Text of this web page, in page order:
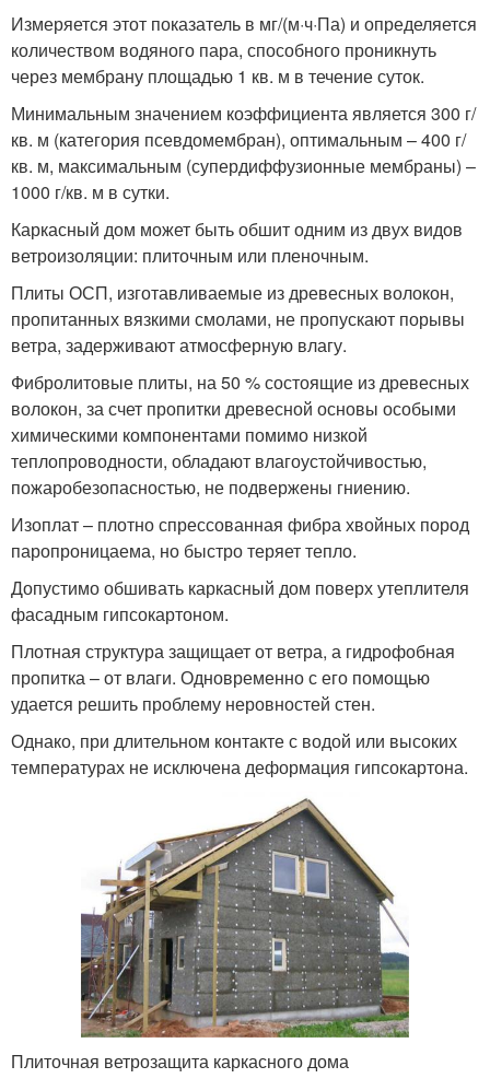
Измеряется этот показатель в мг/(м·ч·Па) и определяется
количеством водяного пара, способного проникнуть
через мембрану площадью 1 кв. м в течение суток.
Минимальным значением коэффициента является 300 г/
кв. м (категория псевдомембран), оптимальным – 400 г/
кв. м, максимальным (супердиффузионные мембраны) –
1000 г/кв. м в сутки.
Каркасный дом может быть обшит одним из двух видов
ветроизоляции: плиточным или пленочным.
Плиты ОСП, изготавливаемые из древесных волокон,
пропитанных вязкими смолами, не пропускают порывы
ветра, задерживают атмосферную влагу.
Фибролитовые плиты, на 50 % состоящие из древесных
волокон, за счет пропитки древесной основы особыми
химическими компонентами помимо низкой
теплопроводности, обладают влагоустойчивостью,
пожаробезопасностью, не подвержены гниению.
Изоплат – плотно спрессованная фибра хвойных пород
паропроницаема, но быстро теряет тепло.
Допустимо обшивать каркасный дом поверх утеплителя
фасадным гипсокартоном.
Плотная структура защищает от ветра, а гидрофобная
пропитка – от влаги. Одновременно с его помощью
удается решить проблему неровностей стен.
Однако, при длительном контакте с водой или высоких
температурах не исключена деформация гипсокартона.
Плиточная ветрозащита каркасного дома